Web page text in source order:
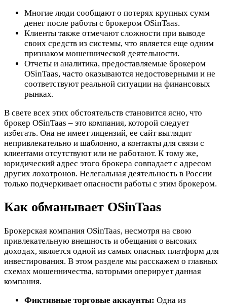
Многие люди сообщают о потерях крупных сумм
денег после работы с брокером OSinTaas.
Клиенты также отмечают сложности при выводе
своих средств из системы, что является еще одним
признаком мошеннической деятельности.
Отчеты и аналитика, предоставляемые брокером
OSinTaas, часто оказываются недостоверными и не
соответствуют реальной ситуации на финансовых
рынках.
В свете всех этих обстоятельств становится ясно, что
брокер OSinTaas – это компания, которой следует
избегать. Она не имеет лицензий, ее сайт выглядит
непривлекательно и шаблонно, а контакты для связи с
клиентами отсутствуют или не работают. К тому же,
юридический адрес этого брокера совпадает с адресом
других лохотронов. Нелегальная деятельность в России
только подчеркивает опасности работы с этим брокером.
Как обманывает OSinTaas
Брокерская компания OSinTaas, несмотря на свою
привлекательную внешность и обещания о высоких
доходах, является одной из самых опасных платформ для
инвестирования. В этом разделе мы расскажем о главных
схемах мошенничества, которыми оперирует данная
компания.
Фиктивные торговые аккаунты: Одна из